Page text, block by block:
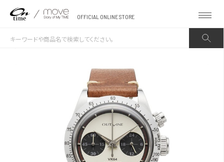
OFFICIAL ONLINE STORE